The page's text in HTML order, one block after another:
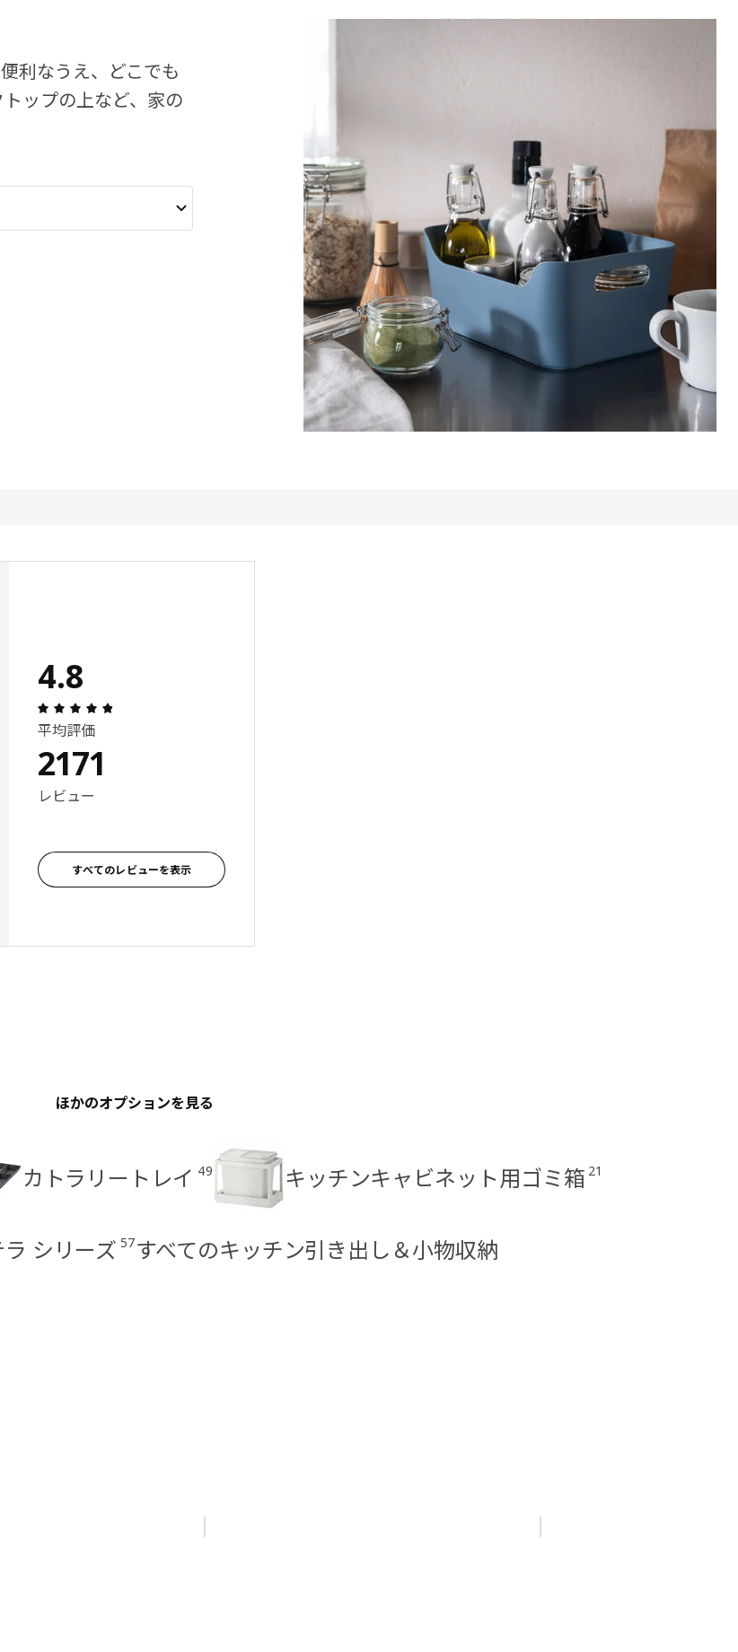
利なうえ、どこでも
ップの上など、家の
ホワイトはよく見かけるが、ブ
ラックのBOXはあちこちで探す
も意外に見つからず、安価で使
いやすく大変助かっています！
レビュー投稿者, 日本
4.8
平均評価
2171
レビュー
すべてのレビューを表示
ほかのオプションを見る
カトラリートレイ 49 キッチンキャビネット用ゴミ箱 21
シリーズ 57すべてのキッチン引き出し＆小物収納